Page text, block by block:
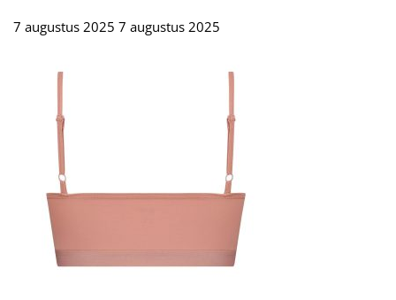
7 augustus 2025 7 augustus 2025